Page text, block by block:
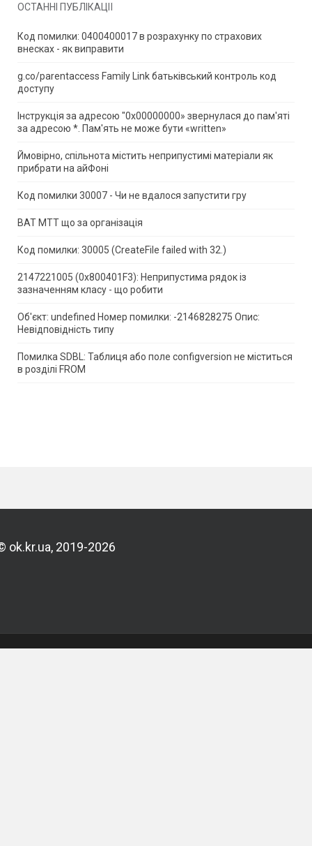
ОСТАННІ ПУБЛІКАЦІЇ
Код помилки: 0400400017 в розрахунку по страхових
внесках - як виправити
g.co/parentaccess Family Link батьківський контроль код
доступу
Інструкція за адресою "0x00000000» звернулася до пам'яті
за адресою *. Пам'ять не може бути «written»
Ймовірно, спільнота містить неприпустимі матеріали як
прибрати на айФоні
Код помилки 30007 - Чи не вдалося запустити гру
ВАТ МТТ що за організація
Код помилки: 30005 (CreateFile failed with 32.)
2147221005 (0x800401F3): Неприпустима рядок із
зазначенням класу - що робити
Об'єкт: undefined Номер помилки: -2146828275 Опис:
Невідповідність типу
Помилка SDBL: Таблиця або поле configversion не міститься
в розділі FROM
ok.kr.ua, 2019-2026